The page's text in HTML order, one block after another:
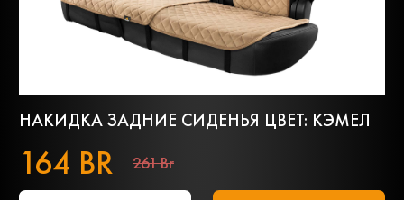
НАКИДКА ЗАДНИЕ СИДЕНЬЯ ЦВЕТ: КЭМЕЛ
164 BR 261 Br